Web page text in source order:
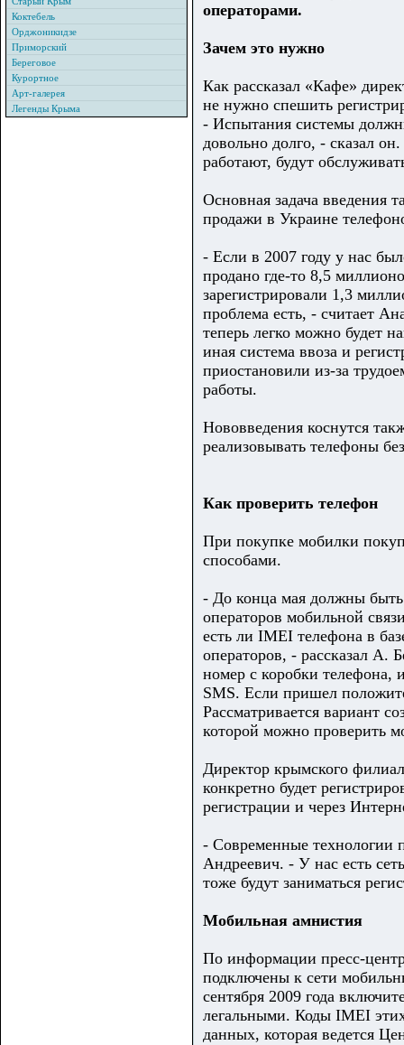
Коктебель
Орджоникидзе
Приморский
Береговое
Курортное
Арт-галерея
Легенды Крыма
операторами.
Зачем это нужно
Как рассказал «Кафе»
не нужно спешить
- Испытания системы
довольно долго, - сказал
работают, будут
Основная задача введения
продажи в Украине
- Если в 2007 году у нас
продано где-то 8,5
зарегистрировали 1,3
проблема есть, - считает
теперь легко можно будет
иная система ввоза и
приостановили из-за
работы.
Нововведения коснутся
реализовывать телефоны
Как проверить телефон
При покупке мобилки
способами.
- До конца мая должны быть
операторов мобильной
есть ли IMEI телефона в
операторов, - рассказал А.
номер с коробки телефона,
SMS. Если пришел
Рассматривается вариант
которой можно проверить
Директор крымского
конкретно будет
регистрации и через
- Современные технологии
Андреевич. - У нас есть
тоже будут заниматься
Мобильная амнистия
По информации пресс-
подключены к сети
сентября 2009 года
легальными. Коды ІМЕІ
данных, которая ведется